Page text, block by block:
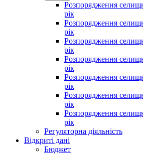
Розпорядження
рік
Розпорядження
рік
Розпорядження
рік
Розпорядження
рік
Розпорядження
рік
Розпорядження
рік
Розпорядження
рік
Регуляторна діяльність
Відкриті дані
Бюджет